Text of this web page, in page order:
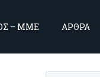
– ΜΜΕ ΑΡΘΡΑ